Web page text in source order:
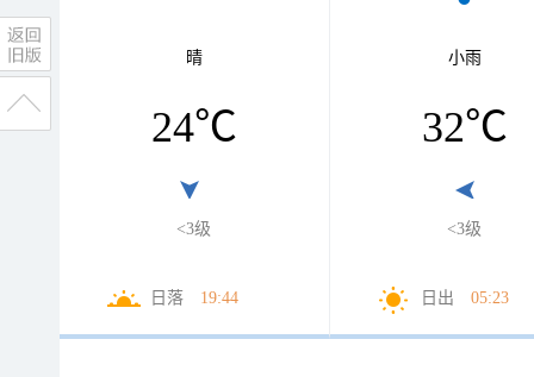
晴
24℃
<3级
日落 19:44
小雨
32℃
<3级
日出 05:23